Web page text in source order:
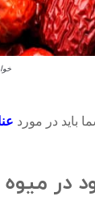
باید در مورد
در